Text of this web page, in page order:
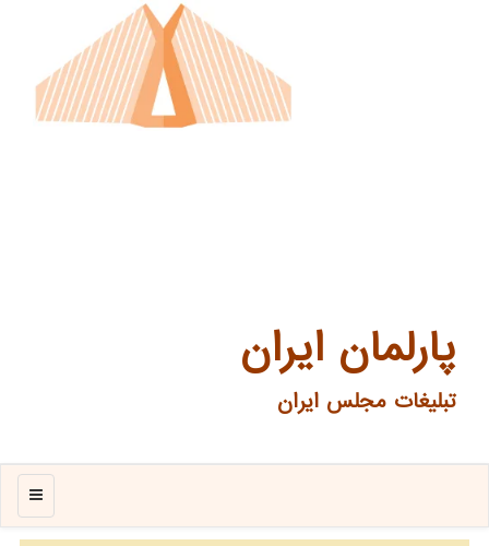
پارلمان ایران
تبلیغات مجلس ایران
منو